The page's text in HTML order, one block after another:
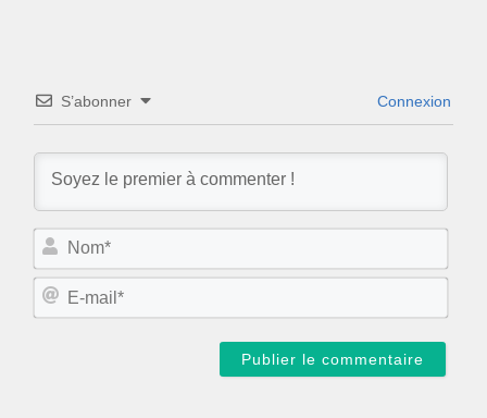
S’abonner Connexion
N
m
E